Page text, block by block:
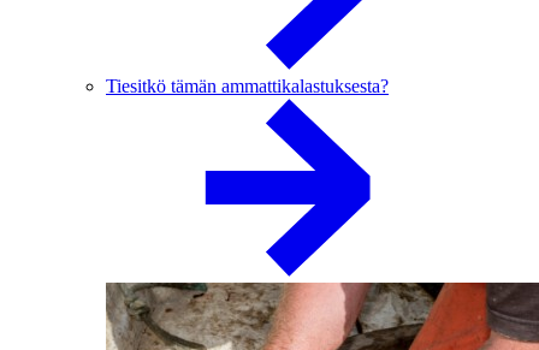
Tiesitkö tämän ammattikalastuksesta?